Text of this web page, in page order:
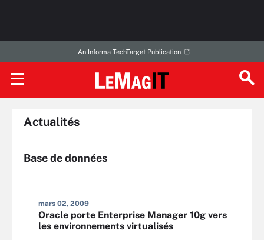
An Informa TechTarget Publication
Actualités
Base de données
mars 02, 2009
Oracle porte Enterprise Manager 10g vers
les environnements virtualisés